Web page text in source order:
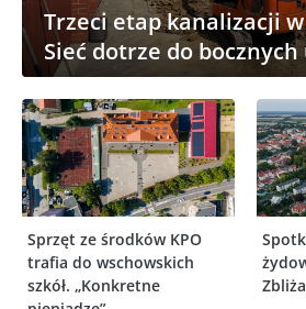
Trzeci etap kanalizacji
Sieć dotrze do
Sprzęt ze środków KPO
trafia do wschowskich
szkół. „Konkretne